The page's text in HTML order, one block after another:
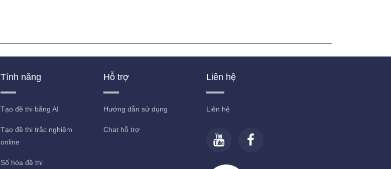
Tính năng
Tạo đề thi bằng AI
Tạo đề thi trắc nghiệm
online
Số hóa đề thi
Hỗ trợ
Hướng dẫn sử dụng
Chat hỗ trợ
Liên hệ
Liên hệ